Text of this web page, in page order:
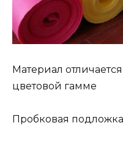
Материал
цветовой гамме
Пробковая подложка